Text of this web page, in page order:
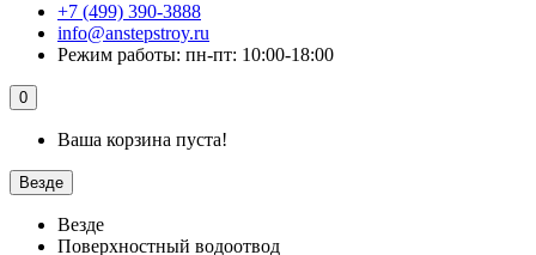
+7 (499) 390-3888
info@anstepstroy.ru
Режим работы: пн-пт: 10:00-18:00
0
Ваша корзина пуста!
Везде
Везде
Поверхностный водоотвод